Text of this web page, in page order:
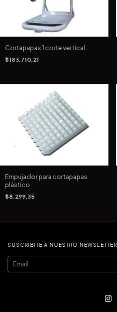
Cortapapas 1 corte vertical
$183.710,21
Empujador para cortapapas
plástico
$8.299,35
SUSCRIBITE A NUESTRO NEWSLETTER